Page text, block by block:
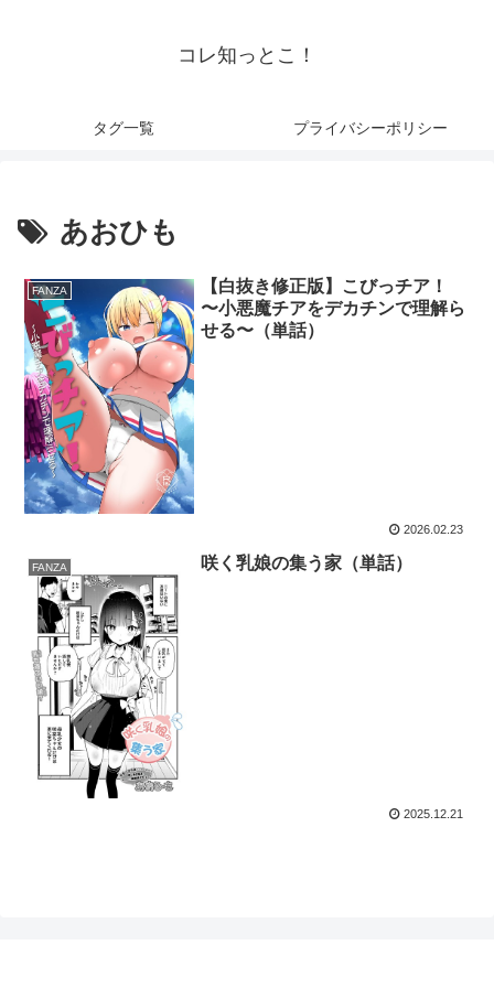
コレ知っとこ！
タグ一覧 プライバシーポリシー
あおひも
FANZA
【白抜き修正版】こびっチア！
〜小悪魔チアをデカチンで理解ら
せる〜（単話）
2026.02.23
FANZA 咲く乳娘の集う家（単話）
2025.12.21